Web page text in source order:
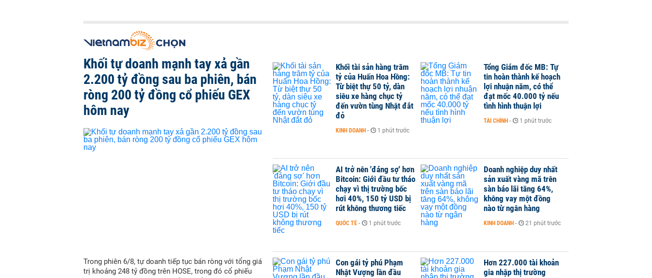
Khối tự doanh mạnh tay xả gần
2.200 tỷ đồng sau ba phiên, bán
ròng 200 tỷ đồng cổ phiếu GEX
hôm nay
Trong phiên 6/8, tự doanh tiếp tục bán ròng với tổng giá
trị khoảng 248 tỷ đồng trên HOSE, trong đó cổ phiếu
Khối tài sản hàng trăm
tỷ của Huấn Hoa Hồng:
Từ biệt thự 50 tỷ, dàn
siêu xe hàng chục tỷ
đến vườn tùng Nhật đắt
đỏ
KINH DOANH - 1 phút trước
Tổng Giám đốc MB: Tự
tin hoàn thành kế hoạch
lợi nhuận năm, có thể
đạt mốc 40.000 tỷ nếu
tình hình thuận lợi
TÀI CHÍNH - 1 phút trước
AI trở nên 'đáng sợ' hơn
Bitcoin: Giới đầu tư tháo
chạy vì thị trường bốc
hơi 40%, 150 tỷ USD bị
rút không thương tiếc
QUỐC TẾ - 1 phút trước
Doanh nghiệp duy nhất
sản xuất vàng mã trên
sàn báo lãi tăng 64%,
không vay một đồng
nào từ ngân hàng
KINH DOANH - 21 phút trước
Con gái tỷ phú Phạm
Nhật Vượng lần đầu
Hơn 227.000 tài khoản
gia nhập thị trường